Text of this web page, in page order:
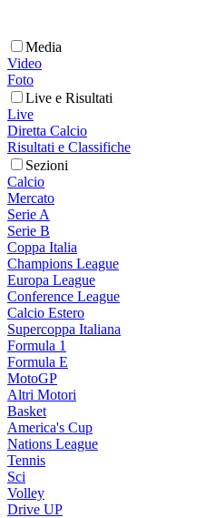
Media
Video
Foto
Live e Risultati
Live
Diretta Calcio
Risultati e Classifiche
Sezioni
Calcio
Mercato
Serie A
Serie B
Coppa Italia
Champions League
Europa League
Conference League
Calcio Estero
Supercoppa Italiana
Formula 1
Formula E
MotoGP
Altri Motori
Basket
America's Cup
Nations League
Tennis
Sci
Volley
Drive UP